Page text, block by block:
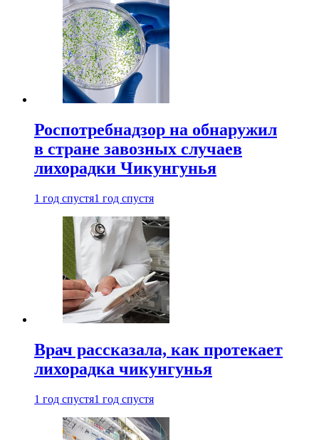
Роспотребнадзор на обнаружил
в стране завозных случаев
лихорадки Чикунгунья
1 год спустя1 год спустя
Врач рассказала, как протекает
лихорадка чикунгунья
1 год спустя1 год спустя